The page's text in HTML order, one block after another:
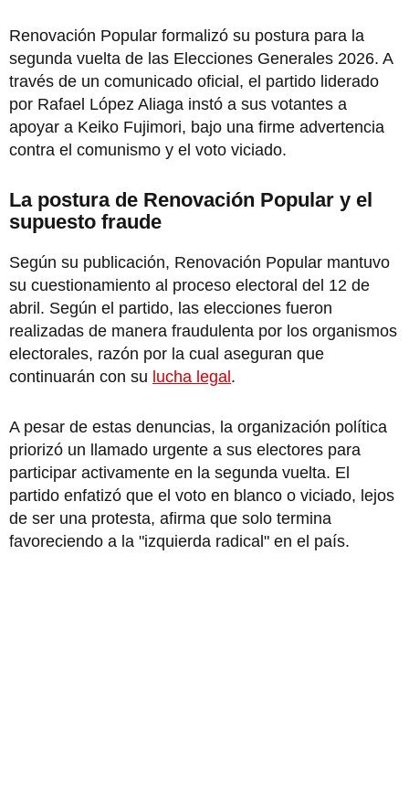
Renovación Popular formalizó su postura para la
segunda vuelta de las Elecciones Generales 2026. A
través de un comunicado oficial, el partido liderado
por Rafael López Aliaga instó a sus votantes a
apoyar a Keiko Fujimori, bajo una firme advertencia
contra el comunismo y el voto viciado.
La postura de Renovación Popular y el
supuesto fraude
Según su publicación, Renovación Popular mantuvo
su cuestionamiento al proceso electoral del 12 de
abril. Según el partido, las elecciones fueron
realizadas de manera fraudulenta por los organismos
electorales, razón por la cual aseguran que
continuarán con su lucha legal.
A pesar de estas denuncias, la organización política
priorizó un llamado urgente a sus electores para
participar activamente en la segunda vuelta. El
partido enfatizó que el voto en blanco o viciado, lejos
de ser una protesta, afirma que solo termina
favoreciendo a la "izquierda radical" en el país.